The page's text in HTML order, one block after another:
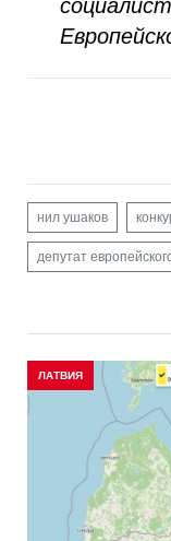
нил ушаков
депутат
ЛАТВИЯ